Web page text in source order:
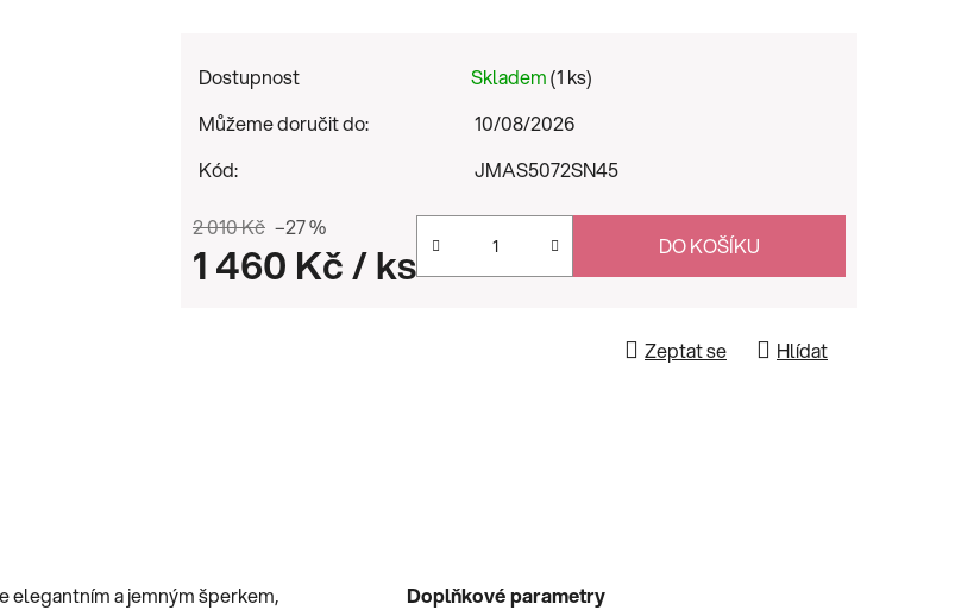
Dostupnost Skladem(1 ks)
Můžeme doručit do:
10/08/2026
Kód:
JMAS5072SN45
2 010 Kč –27 %
1 460 Kč/ ks DO KOŠÍKU
Zeptat se Hlídat
elegantním a jemným šperkem,
Doplňkové parametry